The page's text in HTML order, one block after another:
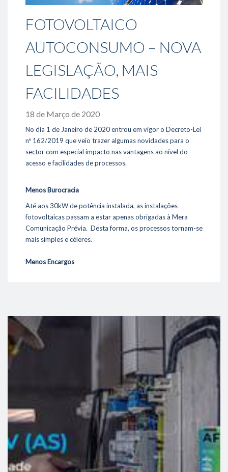
- Responsabilidade Social
Sustentabilidade
- Eficiência Energética
Media
- Notícias
- Fotos & Videos
289 860 300
contacto@rolear.pt
FOTOVOLTAICO
AUTOCONSUMO – NOVA
LEGISLAÇÃO, MAIS
FACILIDADES
18 de Março de 2020
No dia 1 de Janeiro de 2020 entrou em vigor o Decreto-Lei
nº 162/2019 que veio trazer algumas novidades para o
sector com especial impacto nas vantagens ao nível do
acesso e facilidades de processos.
Menos Burocracia
Até aos 30kW de potência instalada, as instalações
fotovoltaicas passam a estar apenas obrigadas à Mera
Comunicação Prévia. Desta forma, os processos tornam-se
mais simples e céleres.
Menos Encargos
Mais Potência
A dimensão da instalação fotovoltaica deixa de estar
limitada à potência contratada do local.
O Diploma introduz o conceito de Comunidades de Energia
Renovável (CER) que no futuro permitirá que vários
consumidores em regime de proximidade possam partilhar
a energia produzida por uma unidade de produção UPAC.
Contacte-nose conheça mais novidades sobre as novas
condições para o acesso à produção de
Energia Eléctrica através de sistemas fotovoltaicos.
link